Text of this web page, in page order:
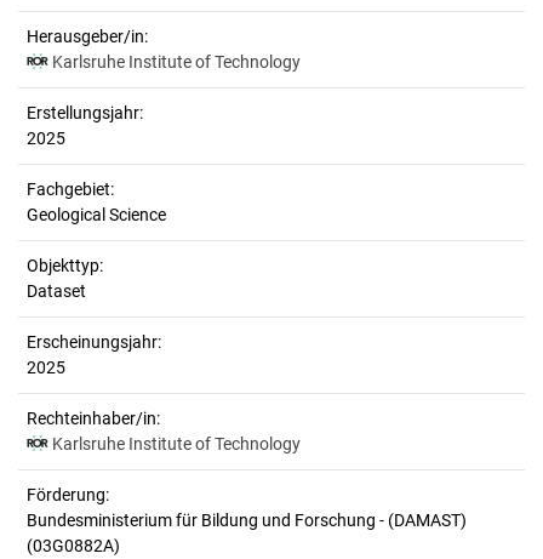
Herausgeber/in:
Karlsruhe Institute of Technology
Erstellungsjahr:
2025
Fachgebiet:
Geological Science
Objekttyp:
Dataset
Erscheinungsjahr:
2025
Rechteinhaber/in:
Karlsruhe Institute of Technology
Förderung:
Bundesministerium für Bildung und Forschung - (DAMAST)
(03G0882A)